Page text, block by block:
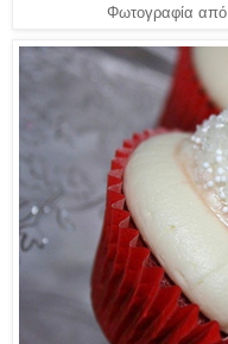
Φωτογραφία από